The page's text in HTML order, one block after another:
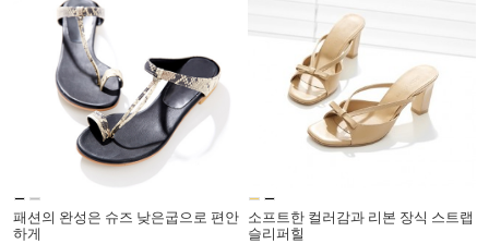
패션의 완성은 슈즈 낮은굽으로 편안
하게
소프트한 컬러감과 리본 장식 스트랩
슬리퍼힐